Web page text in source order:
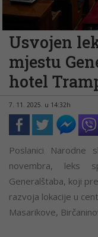
Usvojen
mjestu
hotel
7. 11. 2025. u 14:32h
Poslanici Narodne
novembra, leks
Generalštaba, koji
razvoja lokacije u
Masarikove,